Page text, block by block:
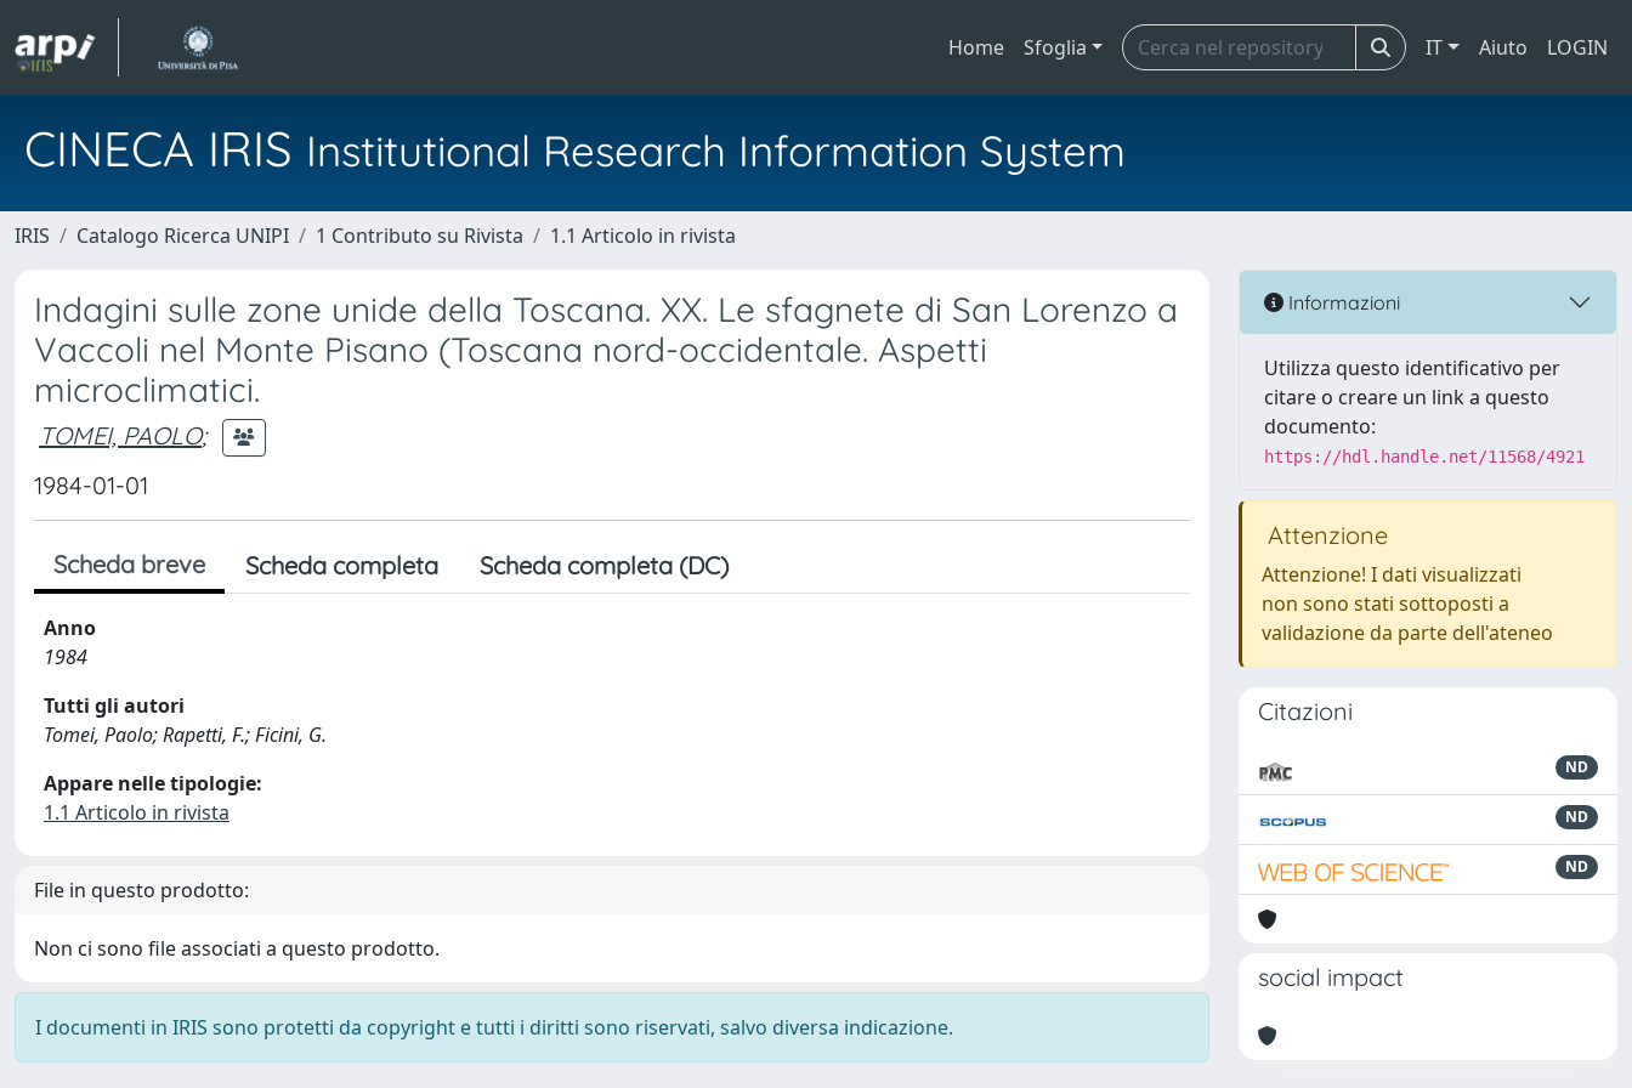
Home Sfoglia IT Aiuto LOGIN
CINECA IRIS Institutional Research Information System
IRIS Catalogo Ricerca UNIPI 1 Contributo su Rivista 1.1 Articolo in rivista
Indagini sulle zone unide della Toscana. XX. Le sfagnete di San Lorenzo a
Vaccoli nel Monte Pisano (Toscana nord-occidentale. Aspetti
microclimatici.
TOMEI, PAOLO;
1984-01-01
Scheda breve Scheda completa Scheda completa (DC)
Anno
1984
Tutti gli autori
Tomei, Paolo; Rapetti, F.; Ficini, G.
Appare nelle tipologie:
1.1 Articolo in rivista
File in questo prodotto:
Non ci sono file associati a questo prodotto.
I documenti in IRIS sono protetti da copyright e tutti i diritti sono riservati, salvo diversa indicazione.
Informazioni
Utilizza questo identificativo per
citare o creare un link a questo
documento:
https://hdl.handle.net/11568/4921
Attenzione
Attenzione! I dati visualizzati
non sono stati sottoposti a
validazione da parte dell'ateneo
Citazioni
ND
ND
ND
social impact